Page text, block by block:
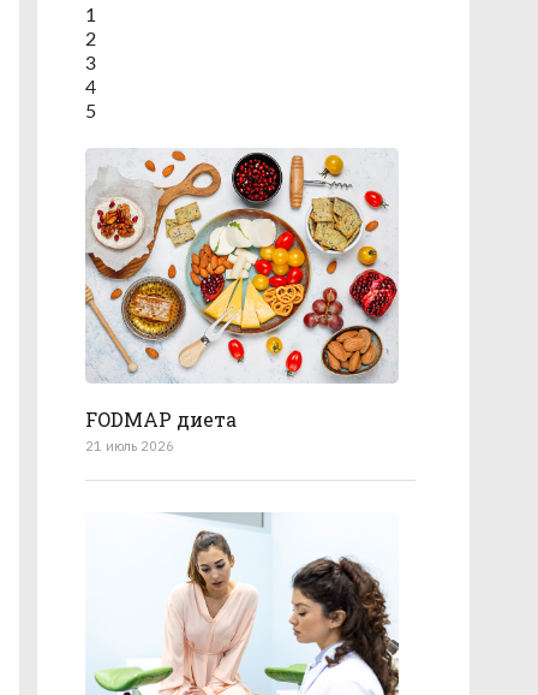
1
2
3
4
5
FODMAP диета
21 июль 2026